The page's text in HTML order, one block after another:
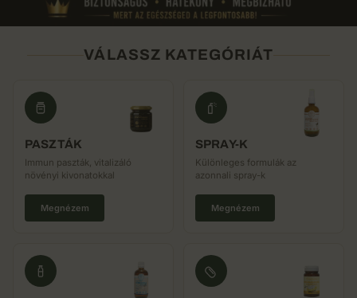
VÁLASSZ KATEGÓRIÁT
PASZTÁK
Immun paszták, vitalizáló
növényi kivonatokkal
Megnézem
SPRAY-K
Különleges formulák az
azonnali spray-k
Megnézem